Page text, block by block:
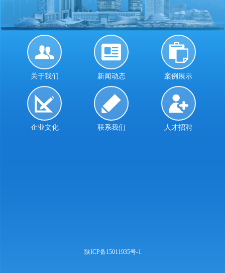
关于我们 新闻动态 案例展示
企业文化 联系我们 人才招聘
陕ICP备15011935号-1